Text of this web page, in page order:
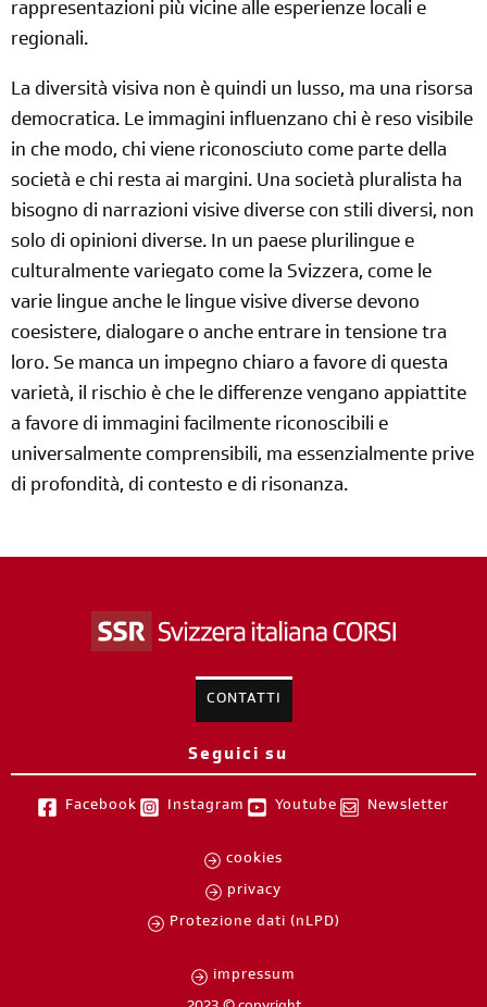
rappresentazioni più vicine alle esperienze locali e
regionali.
La diversità visiva non è quindi un lusso, ma una risorsa
democratica. Le immagini influenzano chi è reso visibile
in che modo, chi viene riconosciuto come parte della
società e chi resta ai margini. Una società pluralista ha
bisogno di narrazioni visive diverse con stili diversi, non
solo di opinioni diverse. In un paese plurilingue e
culturalmente variegato come la Svizzera, come le
varie lingue anche le lingue visive diverse devono
coesistere, dialogare o anche entrare in tensione tra
loro. Se manca un impegno chiaro a favore di questa
varietà, il rischio è che le differenze vengano appiattite
a favore di immagini facilmente riconoscibili e
universalmente comprensibili, ma essenzialmente prive
di profondità, di contesto e di risonanza.
CONTATTI
Seguici su
Facebook Instagram Youtube Newsletter
cookies
privacy
Protezione dati (nLPD)
impressum